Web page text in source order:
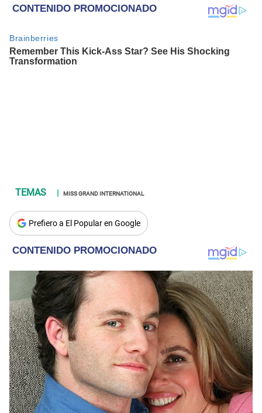
MISS GRAND INTERNATIONAL
Prefiero a El Popular en Google